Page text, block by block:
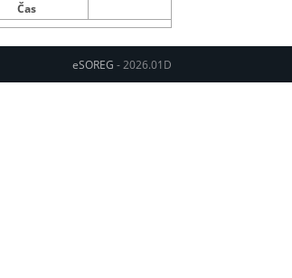
Čas
eSOREG - 2026.01D